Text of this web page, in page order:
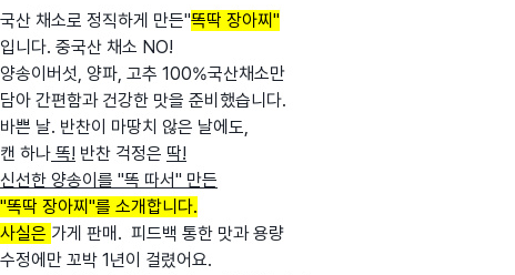
국산 채소로 정직하게 만든"똑딱 장아찌"
입니다. 중국산 채소 NO!
양송이버섯, 양파, 고추 100%국산채소만
담아 간편함과 건강한 맛을 준비했습니다.
바쁜 날. 반찬이 마땅치 않은 날에도,
캔 하나 똑! 반찬 걱정은 딱!
신선한 양송이를 "똑 따서" 만든
"똑딱 장아찌"를 소개합니다.
사실은 가게 판매. 피드백 통한 맛과 용량
수정에만 꼬박 1년이 걸렸어요.